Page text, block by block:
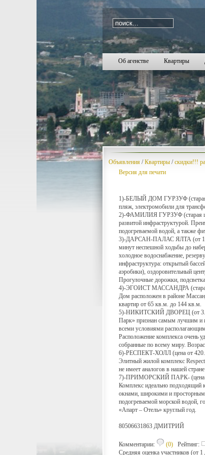
Об агенстве Квартиры
Объявления /Квартиры /скидки!!!
Версия для печати
1)-БЕЛЫЙ ДОМ ГУРЗУФ (старая
пляж, электромобили для
2)-ФАМИЛИЯ ГУРЗУФ (старая
развитой инфраструктурой.
подогреваемой водой, а также
3)-ДАРСАН-ПАЛАС ЯЛТА (от
минут неспешной ходьбы до
холодное водоснабжение,
инфраструктура: открытый
аэробики), оздоровительный
Прогулочные дорожки,
4)-ЭГОИСТ МАССАНДРА (старая
Дом расположен в районе
квартир от 65 кв.м. до 144 кв.м.
5)-НИКИТСКИЙ ДВОРЕЦ (от
Парк» признан самым лучшим и
всеми условиями
Расположение комплекса очень
собранные по всему миру.
6)-РЕСПЕКТ-ХОЛЛ (цена от
Элитный жилой комплекс
не имеет аналогов в нашей
7)-ПРИМОРСКИЙ ПАРК- (цена
Комплекс идеально подходящий
окнами, широкими и
подогреваемой морской водой,
«Апарт – Отель» круглый год.
80506631863 ДМИТРИЙ
Комментарии: (0) Рейтинг:
Средняя оценка участников (от